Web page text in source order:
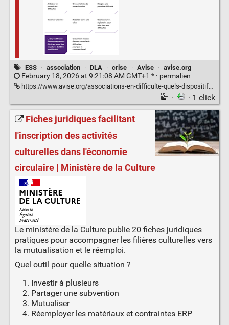
ESS · association · DLA · crise · Avise · avise.org
February 18, 2026 at 9:21:08 AM GMT+1 * · permalien
https://www.avise.org/associations-en-difficulte-quels-dispositifs-mobiliser-selon-vos-besoins
· · 1 click
Fiches juridiques facilitant
l'inscription des activités
culturelles dans l'économie
circulaire | Ministère de la Culture
Le ministère de la Culture publie 20 fiches juridiques
pratiques pour accompagner les filières culturelles vers
la mutualisation et le réemploi.
Quel outil pour quelle situation ?
Investir à plusieurs
Partager une subvention
Mutualiser
Réemployer les matériaux et contraintes ERP